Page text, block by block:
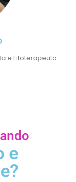
e Fitoterapeuta
e